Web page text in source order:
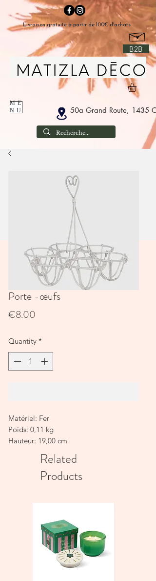
B2B
50a Grand Route, 1435
ME
NU
Livraison gratuite à partir de 100€ d'achats
Porte -œufs
€8.00
Quantity *
Matériel: Fer
Poids: 0,11 kg
Hauteur: 19,00 cm
Mesure: Ø 19x19 cm
Related
Products